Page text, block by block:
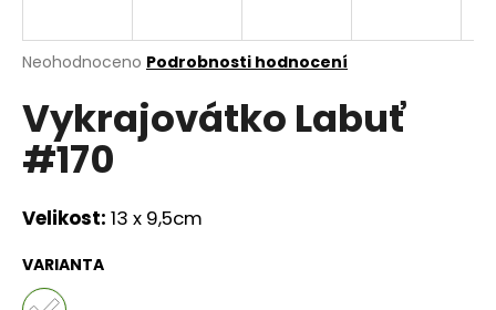
Průměrné
produktu
je
0,0
z
hvězdiček.
Neohodnoceno Podrobnosti hodnocení
Vykrajovátko Labuť
#170
Velikost: 13 x 9,5cm
VARIANTA
j
t
?